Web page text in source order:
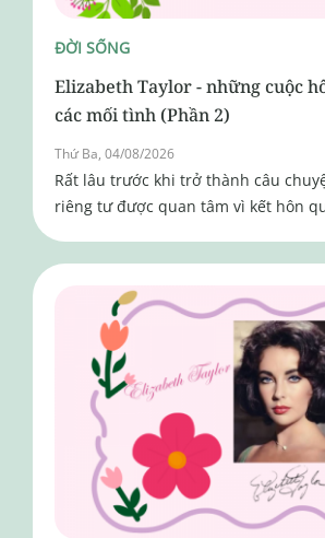
ĐỜI SỐNG
Elizabeth Taylor - những cuộc
các mối tình (Phần 2)
Thứ Ba, 04/08/2026
Rất lâu trước khi trở thành câu
riêng tư được quan tâm vì kết hôn